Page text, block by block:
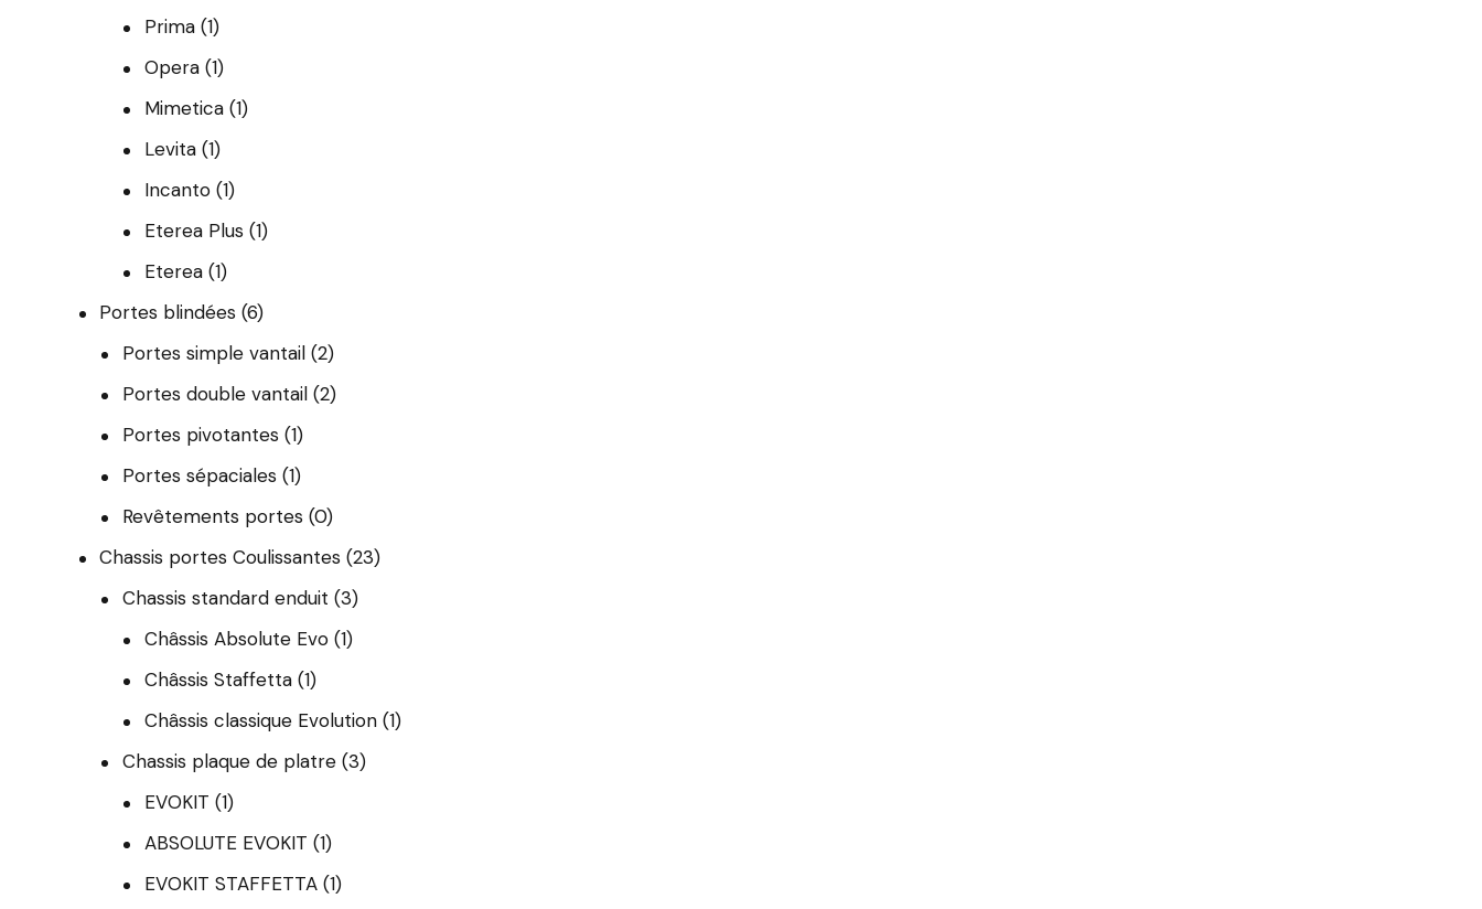
Prima (1)
Opera (1)
Mimetica (1)
Levita (1)
Incanto (1)
Eterea Plus (1)
Eterea (1)
Portes blindées (6)
Portes simple vantail (2)
Portes double vantail (2)
Portes pivotantes (1)
Portes sépaciales (1)
Revêtements portes (0)
Chassis portes Coulissantes (23)
Chassis standard enduit (3)
Châssis Absolute Evo (1)
Châssis Staffetta (1)
Châssis classique Evolution (1)
Chassis plaque de platre (3)
EVOKIT (1)
ABSOLUTE EVOKIT (1)
EVOKIT STAFFETTA (1)